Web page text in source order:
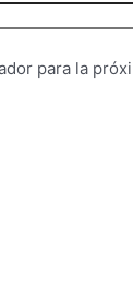
para la